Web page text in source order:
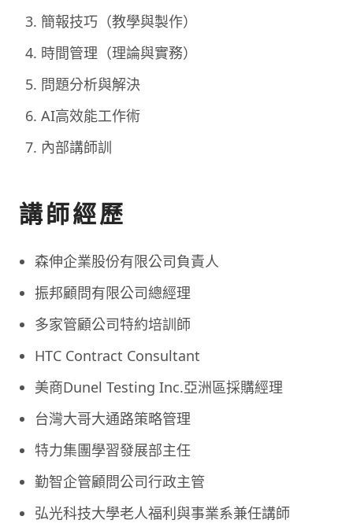
簡報技巧（教學與製作）
時間管理（理論與實務）
問題分析與解決
AI高效能工作術
內部講師訓
講師經歷
森伸企業股份有限公司負責人
振邦顧問有限公司總經理
多家管顧公司特約培訓師
HTC Contract Consultant
美商Dunel Testing Inc.亞洲區採購經理
台灣大哥大通路策略管理
特力集團學習發展部主任
勤智企管顧問公司行政主管
弘光科技大學老人福利與事業系兼任講師